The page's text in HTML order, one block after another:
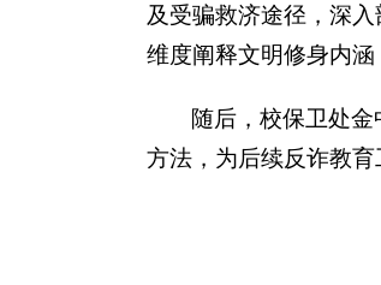
及受骗救济途径，深
维度阐释文明修身内涵
随后，校保卫处
方法，为后续反诈教育